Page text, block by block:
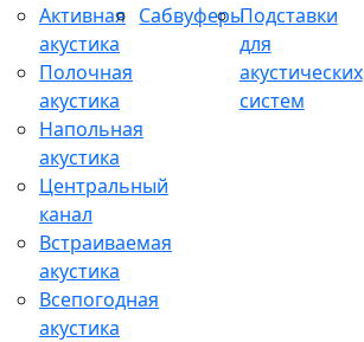
Активная
акустика
Полочная
акустика
Напольная
акустика
Центральный
канал
Встраиваемая
акустика
Всепогодная
акустика
СабвуферыПодставки
для
акустических
систем